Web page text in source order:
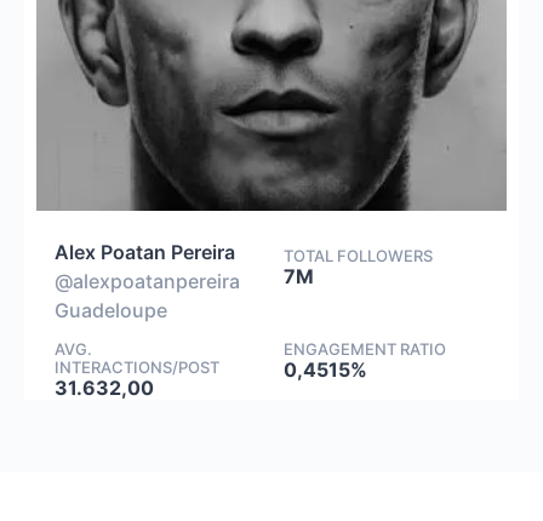
Alex Poatan Pereira
@alexpoatanpereira
Guadeloupe
TOTAL FOLLOWERS
7M
AVG.
INTERACTIONS/POST
31.632,00
ENGAGEMENT RATIO
0,4515%